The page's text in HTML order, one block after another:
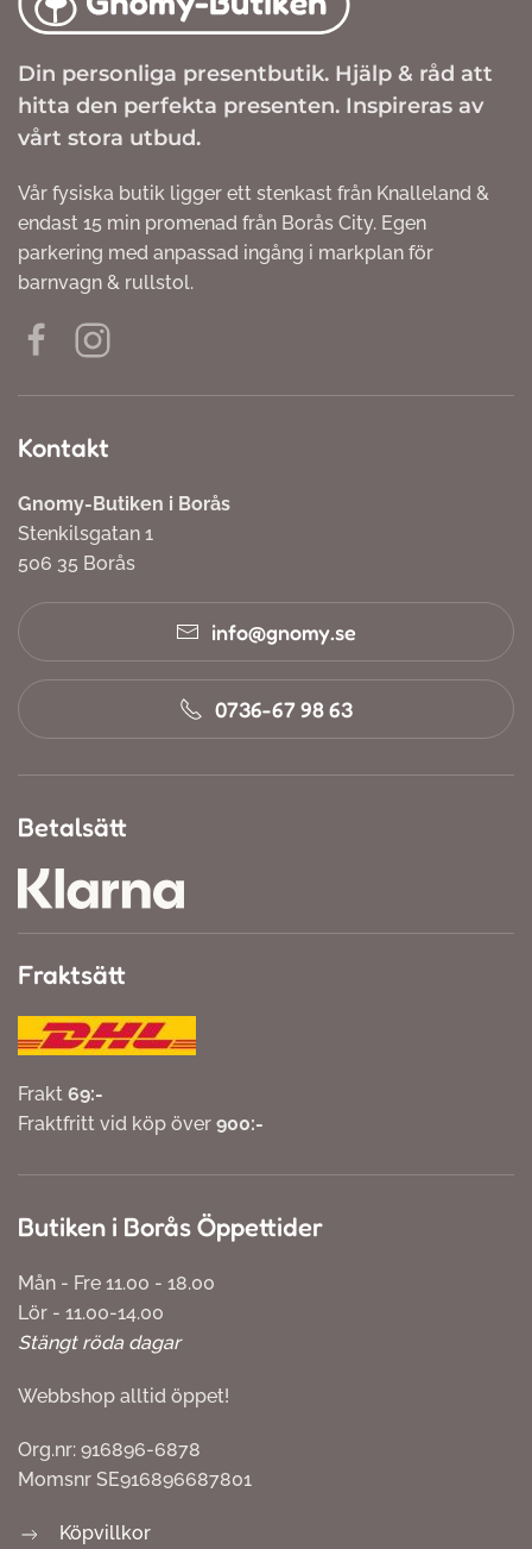
Din personliga presentbutik. Hjälp & råd att
hitta den perfekta presenten. Inspireras av
vårt stora utbud.
Vår fysiska butik ligger ett stenkast från Knalleland &
endast 15 min promenad från Borås City. Egen
parkering med anpassad ingång i markplan för
barnvagn & rullstol.
Kontakt
Gnomy-Butiken i Borås
Stenkilsgatan 1
506 35 Borås
info@gnomy.se
0736-67 98 63
Betalsätt
Fraktsätt
Frakt 69:-
Fraktfritt vid köp över 900:-
Butiken i Borås Öppettider
Mån - Fre 11.00 - 18.00
Lör - 11.00-14.00
Stängt röda dagar
Webbshop alltid öppet!
Org.nr: 916896-6878
Momsnr SE916896687801
Köpvillkor